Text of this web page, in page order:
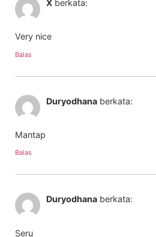
X berkata:
Very nice
Balas
Duryodhana berkata:
Mantap
Balas
Duryodhana berkata:
Seru